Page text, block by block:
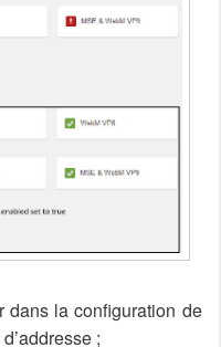
dans la configuration de
;